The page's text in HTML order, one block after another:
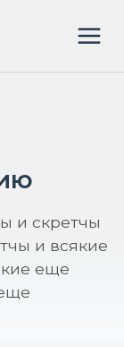
и скретчы
и всякие
еще